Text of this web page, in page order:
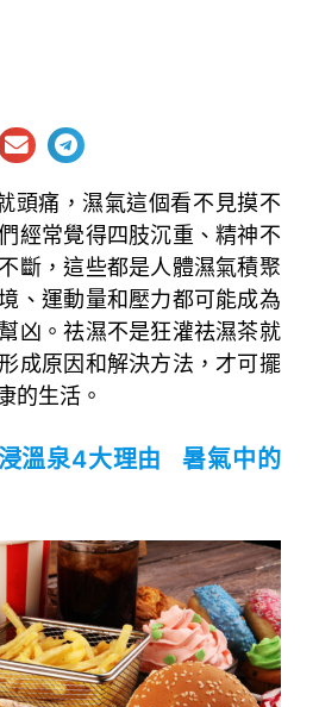
頭痛，濕氣這個看不見摸不
經常覺得四肢沉重、精神不
斷，這些都是人體濕氣積聚
、運動量和壓力都可能成為
凶。祛濕不是狂灌祛濕茶就
成原因和解決方法，才可擺
的生活。
溫泉4大理由 暑氣中的